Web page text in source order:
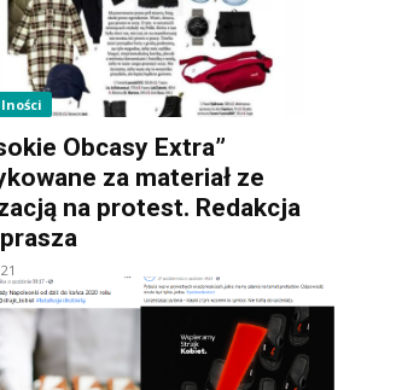
Obcasy Extra”
za materiał ze
na protest. Redakcja